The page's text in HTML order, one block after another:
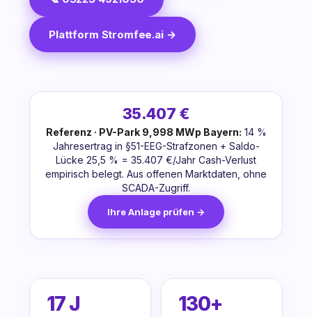
Plattform Stromfee.ai →
35.407 €
Referenz · PV-Park 9,998 MWp Bayern: 14 %
Jahresertrag in §51-EEG-Strafzonen + Saldo-
Lücke 25,5 % = 35.407 €/Jahr Cash-Verlust
empirisch belegt. Aus offenen Marktdaten, ohne
SCADA-Zugriff.
Ihre Anlage prüfen →
17 J 130+